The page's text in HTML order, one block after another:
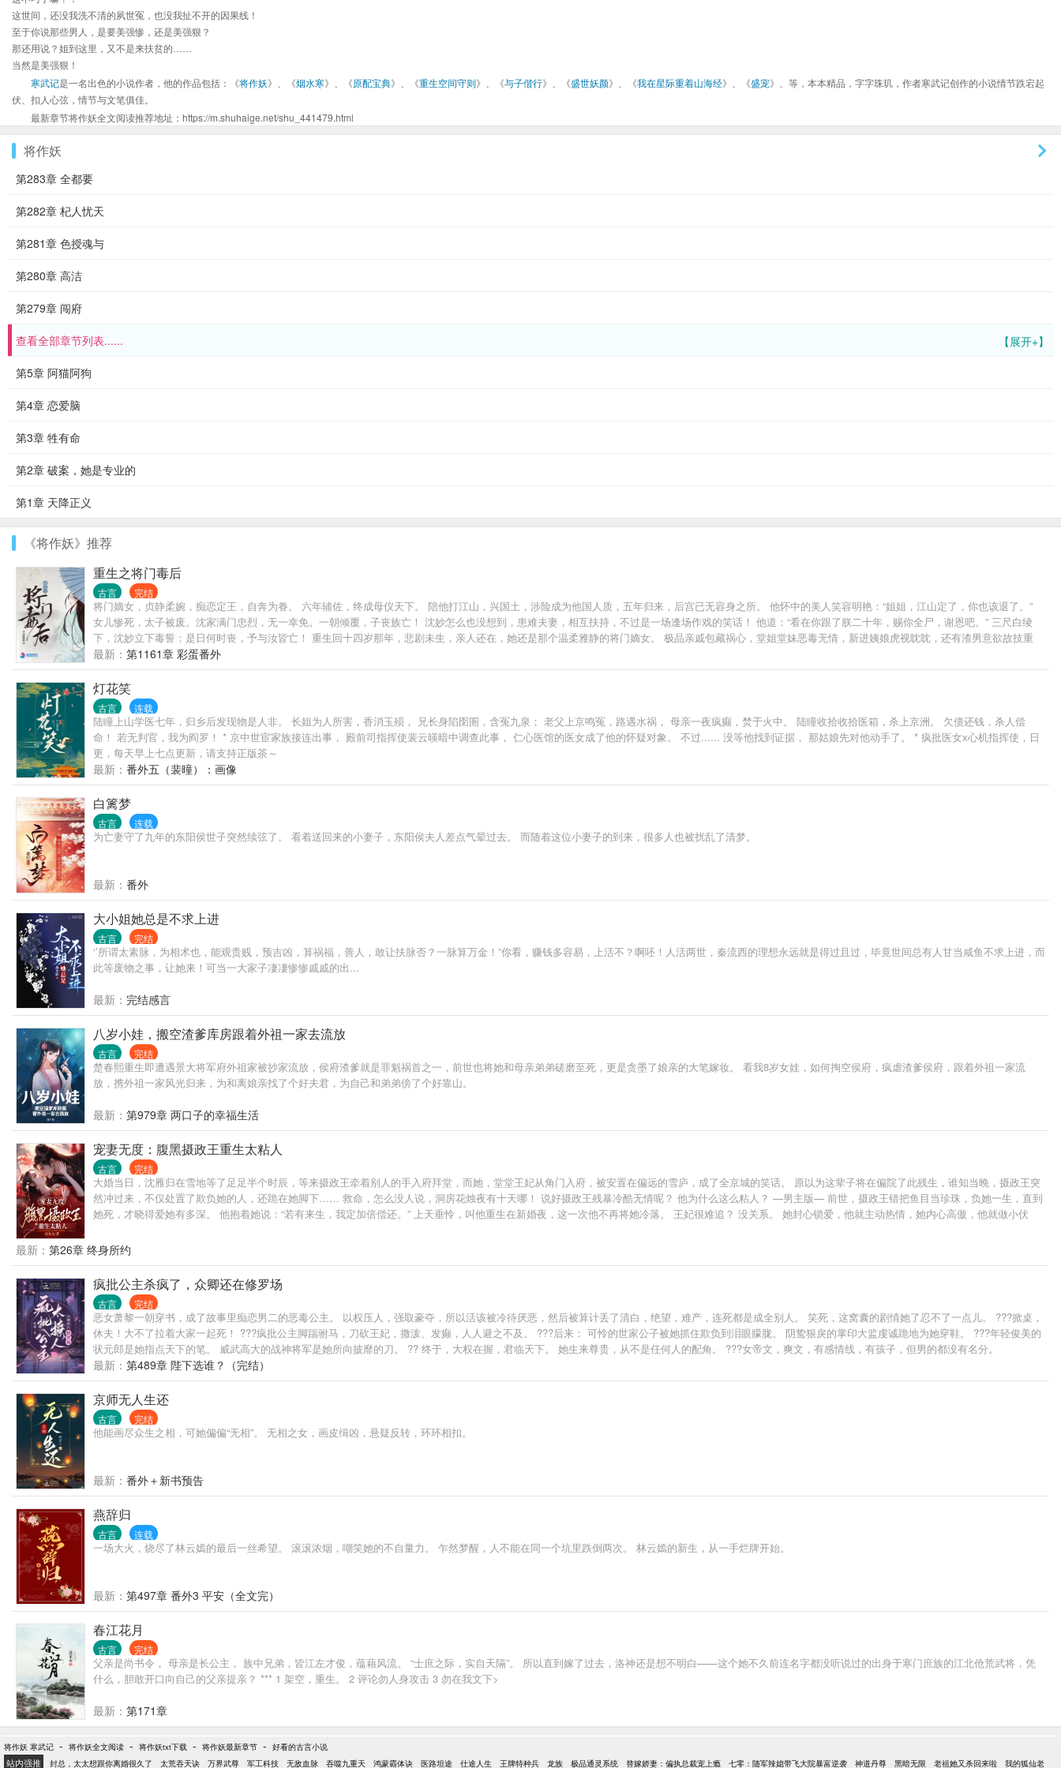
这世间，还没我洗不清的夙世冤，也没我扯不开的因果线！
至于你说那些男人，是要美强惨，还是美强狠？
那还用说？姐到这里，又不是来扶贫的……
当然是美强狠！
寒武记是一名出色的小说作者，他的作品包括：《将作妖》、《烟水寒》、《原配宝典》、《重生空间守则》、《与子偕行》、《盛世妖颜》、《我在星际重着山海经》、《盛宠》、等，本本精品，字字珠玑，作者寒武记创作的小说情节跌宕起
伏、扣人心弦，情节与文笔俱佳。
最新章节将作妖全文阅读推荐地址：https://m.shuhaige.net/shu_441479.html
将作妖
第283章 全都要
第282章 杞人忧天
第281章 色授魂与
第280章 高洁
第279章 闯府
【展开+】
查看全部章节列表......
第5章 阿猫阿狗
第4章 恋爱脑
第3章 牲有命
第2章 破案，她是专业的
第1章 天降正义
《将作妖》推荐
重生之将门毒后
古言 完结
将门嫡女，贞静柔婉，痴恋定王，自奔为眷。 六年辅佐，终成母仪天下。 陪他打江山，兴国土，涉险成为他国人质，五年归来，后宫已无容身之所。 他怀中的美人笑容明艳：“姐姐，江山定了，你也该退了。”
女儿惨死，太子被废。沈家满门忠烈，无一幸免。一朝倾覆，子丧族亡！ 沈妙怎么也没想到，患难夫妻，相互扶持，不过是一场逢场作戏的笑话！ 他道：“看在你跟了朕二十年，赐你全尸，谢恩吧。” 三尺白绫
下，沈妙立下毒誓：是日何时丧，予与汝皆亡！ 重生回十四岁那年，悲剧未生，亲人还在，她还是那个温柔雅静的将门嫡女。 极品亲戚包藏祸心，堂姐堂妹恶毒无情，新进姨娘虎视眈眈，还有渣男意欲故技重
来？ 家族要护，大仇要报，江山帝位，也要分一杯羹。这辈子，且看谁斗得过谁！ 但是那谢家小侯爷，提枪打马过的桀骜少年，偏立在她墙头傲然：“颠个皇权罢了，记住，天下归你，你——归我！” -----------------
----------------------------------------- ——幽州十三京。 ——归你。 ——漠北定元城。 ——归你。 ——江南豫州，定西东海，临安青湖，洛阳古城。 ——都归你。 ——全都归我，谢景行你要什么？ ——嗯，你。 -------
------------------------------------------------------ 最初他漠然道：“沈谢两家泾渭分明，沈家丫头突然示好，不怀好意！” 后来他冷静道：“都是一条绳上的蚂蚱，沈妙你安分点，有本候担着，谁敢逼你嫁人？” 再后来他傲娇
道：“颠个乾坤不过如此。沈娇娇，万里江山，你我二人瓜分如何？” 最后，他霸气的把手一挥：“媳妇，分来分去甚麻烦，不分了！全归你，你归我！” 沈妙：“给本宫滚出去！”霸气重生的皇后凉凉和不良少年谢小
候爷，男女主身心干净，强强联手，宠文一对一。请各位小天使多多支持哦~
最新： 第1161章 彩蛋番外
灯花笑
古言 连载
陆瞳上山学医七年，归乡后发现物是人非。 长姐为人所害，香消玉殒， 兄长身陷囹圄，含冤九泉； 老父上京鸣冤，路遇水祸， 母亲一夜疯癫，焚于火中。 陆瞳收拾收拾医箱，杀上京洲。 欠债还钱，杀人偿
命！ 若无判官，我为阎罗！ * 京中世宦家族接连出事， 殿前司指挥使裴云暎暗中调查此事， 仁心医馆的医女成了他的怀疑对象。 不过...... 没等他找到证据， 那姑娘先对他动手了。 * 疯批医女x心机指挥使，日
更，每天早上七点更新，请支持正版茶～
最新： 番外五（裴曈）：画像
白篱梦
古言 连载
为亡妻守了九年的东阳侯世子突然续弦了。 看着送回来的小妻子，东阳侯夫人差点气晕过去。 而随着这位小妻子的到来，很多人也被扰乱了清梦。
最新： 番外
大小姐她总是不求上进
古言 完结
‘’所谓太素脉，为相术也，能观贵贱，预吉凶，算祸福，善人，敢让扶脉否？一脉算万金！”你看，赚钱多容易，上活不？啊呸！人活两世，秦流西的理想永远就是得过且过，毕竟世间总有人甘当咸鱼不求上进，而
此等废物之事，让她来！可当一大家子凄凄惨惨戚戚的出...
最新： 完结感言
八岁小娃，搬空渣爹库房跟着外祖一家去流放
古言 完结
楚春熙重生即遭遇景大将军府外祖家被抄家流放，侯府渣爹就是罪魁祸首之一，前世也将她和母亲弟弟磋磨至死，更是贪墨了娘亲的大笔嫁妆。 看我8岁女娃，如何掏空侯府，疯虐渣爹侯府，跟着外祖一家流
放，携外祖一家风光归来，为和离娘亲找了个好夫君，为自己和弟弟傍了个好靠山。
最新： 第979章 两口子的幸福生活
宠妻无度：腹黑摄政王重生太粘人
古言 完结
大婚当日，沈雁归在雪地等了足足半个时辰，等来摄政王牵着别人的手入府拜堂，而她，堂堂王妃从角门入府，被安置在偏远的雪庐，成了全京城的笑话。 原以为这辈子将在偏院了此残生，谁知当晚，摄政王突
然冲过来，不仅处置了欺负她的人，还跪在她脚下…… 救命，怎么没人说，洞房花烛夜有十天哪！ 说好摄政王残暴冷酷无情呢？ 他为什么这么粘人？ —男主版— 前世，摄政王错把鱼目当珍珠，负她一生，直到
她死，才晓得爱她有多深。 他抱着她说：“若有来生，我定加倍偿还。” 上天垂怜，叫他重生在新婚夜，这一次他不再将她冷落。 王妃很难追？ 没关系。 她封心锁爱，他就主动热情，她内心高傲，他就做小伏
想要的，别说是天下，便是天上月亮，他也会摘来。 这一世，他只做一件事：爱她！ —排雷— 男女主喜欢一起睡觉觉！ 男主以妻为天、恪守男德、有点恋爱脑。 女主非圣母，非大女主文，清醒有能力。
最新： 第26章 终身所约
疯批公主杀疯了，众卿还在修罗场
古言 完结
恶女萧黎一朝穿书，成了故事里痴恋男二的恶毒公主。 以权压人，强取豪夺，所以活该被冷待厌恶，然后被算计丢了清白，绝望，难产，连死都是成全别人。 笑死，这窝囊的剧情她了忍不了一点儿。 ???掀桌，
休夫！大不了拉着大家一起死！ ???疯批公主脚踹驸马，刀砍王妃，撒泼、发癫，人人避之不及。 ???后来： 可怜的世家公子被她抓住欺负到泪眼朦胧。 阴鸷狠戾的掌印大监虔诚跪地为她穿鞋。 ???年轻俊美的
状元郎是她指点天下的笔。 威武高大的战神将军是她所向披靡的刀。 ?? 终于，大权在握，君临天下。 她生来尊贵，从不是任何人的配角。 ???女帝文，爽文，有感情线，有孩子，但男的都没有名分。
最新： 第489章 陛下选谁？（完结）
京师无人生还
古言 完结
他能画尽众生之相，可她偏偏“无相”。 无相之女，画皮缉凶，悬疑反转，环环相扣。
最新： 番外＋新书预告
燕辞归
古言 连载
一场大火，烧尽了林云嫣的最后一丝希望。 滚滚浓烟，嘲笑她的不自量力。 乍然梦醒，人不能在同一个坑里跌倒两次。 林云嫣的新生，从一手烂牌开始。
最新： 第497章 番外3 平安（全文完）
春江花月
古言 完结
父亲是尚书令， 母亲是长公主， 族中兄弟，皆江左才俊，蕴藉风流。 “士庶之际，实自天隔”。 所以直到嫁了过去，洛神还是想不明白——这个她不久前连名字都没听说过的出身于寒门庶族的江北伧荒武将，凭
什么，胆敢开口向自己的父亲提亲？ *** 1 架空，重生。 2 评论勿人身攻击 3 勿在我文下>
最新： 第171章
将作妖 寒武记 - 将作妖全文阅读 - 将作妖txt下载 - 将作妖最新章节 - 好看的古言小说
站内强推 封总，太太想跟你离婚很久了 太荒吞天诀 万界武尊 军工科技 无敌血脉 吞噬九重天 鸿蒙霸体诀 医路坦途 仕途人生 王牌特种兵 龙族 极品通灵系统 替嫁娇妻：偏执总裁宠上瘾 七零：随军辣媳带飞大院暴富逆袭 神道丹尊 黑暗无限 老祖她又杀回来啦 我的狐仙老